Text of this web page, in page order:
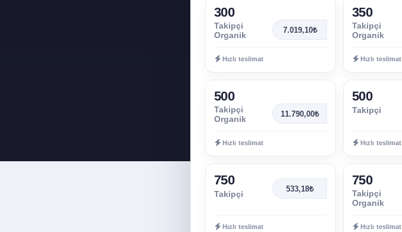
300
Takipçi
Organik
7.019,10₺
Hızlı teslimat
350
Takipçi
Organik
Hızlı teslimat
500
Takipçi
Organik
11.790,00₺
Hızlı teslimat
500
Takipçi
Hızlı teslimat
750
Takipçi
533,18₺
Hızlı teslimat
750
Takipçi
Organik
Hızlı teslimat